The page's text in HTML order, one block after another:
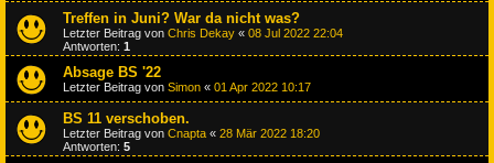
Treffen in Juni? War da nicht was?
Letzter Beitrag von Chris Dekay « 08 Jul 2022 22:04
Antworten: 1
Absage BS '22
Letzter Beitrag von Simon « 01 Apr 2022 10:17
BS 11 verschoben.
Letzter Beitrag von Cnapta « 28 Mär 2022 18:20
Antworten: 5